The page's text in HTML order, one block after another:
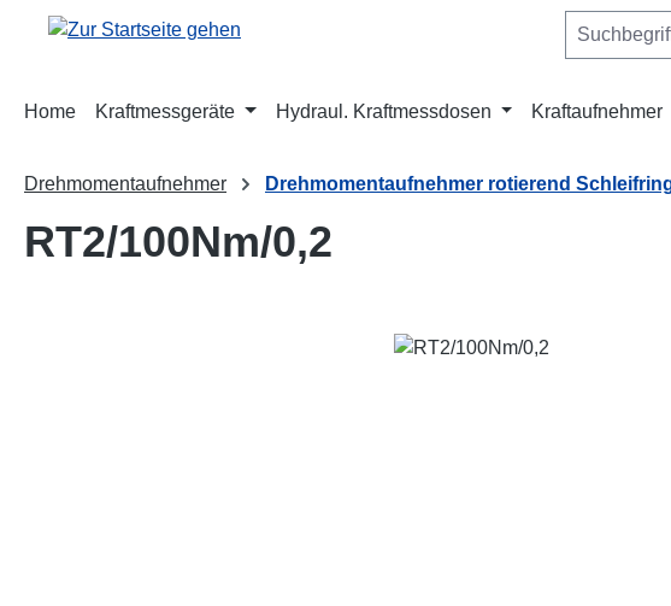
Hauptinhalt springen
Zur Suche springen
Zur Hauptnavigation springen
Home Kraftmessgeräte Hydraul. Kraftmessdosen Kraftaufnehmer
Drehmomentaufnehmer Drehmomentaufnehmer rotierend
RT2/100Nm/0,2